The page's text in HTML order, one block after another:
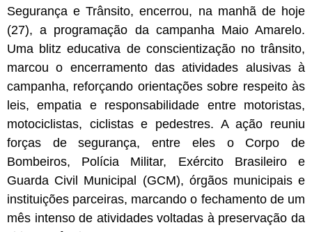
Segurança e Trânsito, encerrou, na manhã de hoje
(27), a programação da campanha Maio Amarelo.
Uma blitz educativa de conscientização no trânsito,
marcou o encerramento das atividades alusivas à
campanha, reforçando orientações sobre respeito às
leis, empatia e responsabilidade entre motoristas,
motociclistas, ciclistas e pedestres. A ação reuniu
forças de segurança, entre eles o Corpo de
Bombeiros, Polícia Militar, Exército Brasileiro e
Guarda Civil Municipal (GCM), órgãos municipais e
instituições parceiras, marcando o fechamento de um
mês intenso de atividades voltadas à preservação da